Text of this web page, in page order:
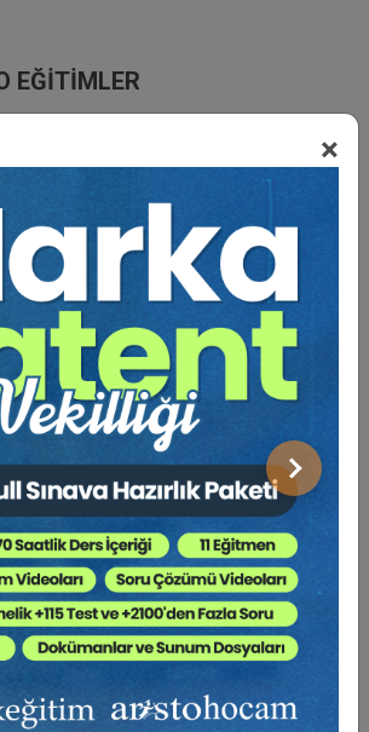
×
Sonraki
EĞITIMLER
Abonesi Ol: Sadece 5490 TL / Yıllık
BÜYÜKSEZER
Kaynaklanan Nitelikli
(Av. Yankı
- 5 Video)
Sepete Ekle